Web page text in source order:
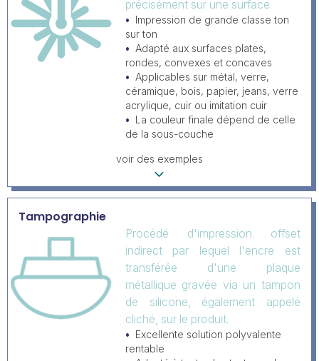
précisément sur une surface.
Impression de grande classe ton
sur ton
Adapté aux surfaces plates,
rondes, convexes et concaves
Applicables sur métal, verre,
céramique, bois, papier, jeans, verre
acrylique, cuir ou imitation cuir
La couleur finale dépend de celle
de la sous-couche
voir des exemples
Tampographie
Procédé d'impression offset
indirect par lequel l'encre est
transférée d'une plaque
métallique gravée via un tampon
de silicone, également appelé
cliché, sur le produit.
Excellente solution polyvalente
rentable